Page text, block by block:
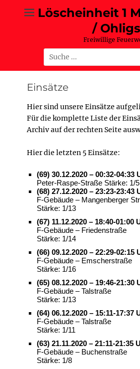
Löscheinheit 1
/ Ohligs
Freiwillige
Suche
nach:
Einsätze
Hier sind unsere Einsätze
Für die komplette Liste der
Archiv auf der rechten Seite
Hier die letzten 5 Einsätze:
(69) 30.12.2020 – 00:32-04:33
Peter-Raspe-Straße Stärke: 1/5
(68) 27.12.2020 – 23:23-23:43
F-Gebäude – Mangenberger
Stärke: 1/13
(67) 11.12.2020 – 18:40-01:00
F-Gebäude – Friedenstraße
Stärke: 1/14
(66) 09.12.2020 – 22:29-02:15
F-Gebäude – Emscherstraße
Stärke: 1/16
(65) 08.12.2020 – 19:46-21:30
F-Gebäude – Talstraße
Stärke: 1/13
(64) 06.12.2020 – 15:11-17:37
F-Gebäude – Talstraße
Stärke: 1/11
(63) 21.11.2020 – 21:11-21:35
F-Gebäude – Buchenstraße
Stärke: 1/8